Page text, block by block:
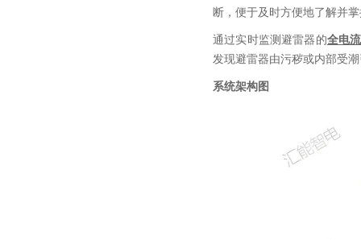
断，便于及时方便地了解并
通过实时监测避雷器的全电
发现避雷器由污秽或内部受
系统架构图